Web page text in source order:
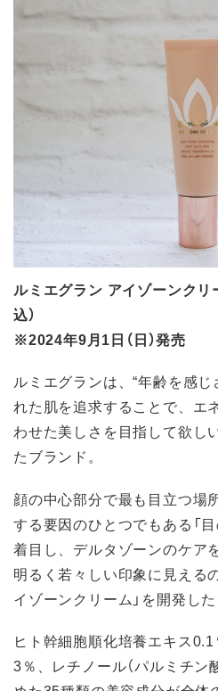
ルミエグラン アイゾーンク
込）
※2024年9月1日（日）発売
ルミエグランは、“年齢を感
れた肌を追求することで、エ
わせた美しさを目指して欲し
たブランド。
顔の中心部分で最も目立つ場
する要因のひとつでもある「
着目し、デルタゾーンのケア
明るく若々しい印象に見える
イゾーンクリーム」を開発した
ヒト幹細胞順化培養エキス
3％、レチノール（パルミチン